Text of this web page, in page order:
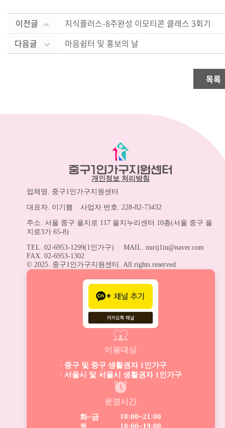
이전글
지식플러스-8주완성 이모티콘 클래스 3회기
다음글
마음쉼터 및 홍보의 날
목록
개인정보 처리방침
업체명. 중구1인가구지원센터
대표자. 이기쁨 사업자 번호. 228-82-73432
주소. 서울 중구 을지로 117 을지누리센터 10층(서울 중구 을
지로3가 65-8)
TEL. 02-6953-1299(1인가구) MAIL. nurij1in@naver.com
FAX. 02-6953-1302
© 2025. 중구1인가구지원센터. All rights reserved
이용대상
· 중구 및 중구 생활권자 1인가구
· 서울시 및 서울시 생활권자 1인가구
운영시간
화~금
10:00~21:00
10:00~19:00